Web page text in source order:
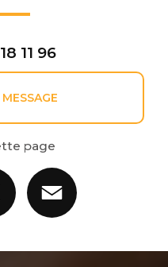
11 96
page